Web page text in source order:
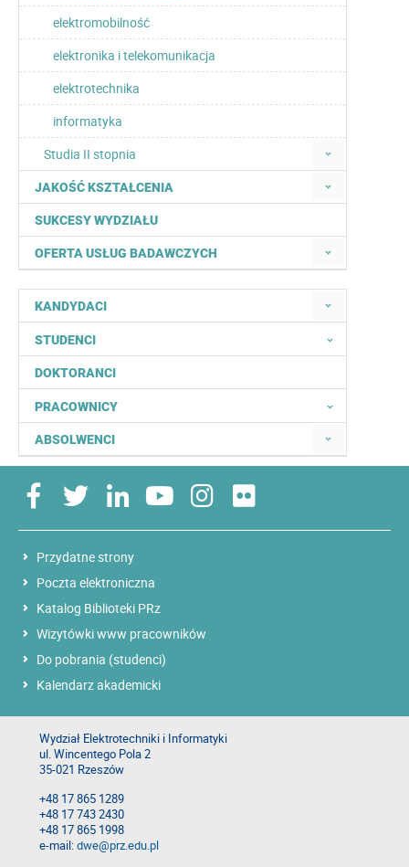
elektromobilność
elektronika i telekomunikacja
elektrotechnika
informatyka
Studia II stopnia
JAKOŚĆ KSZTAŁCENIA
SUKCESY WYDZIAŁU
OFERTA USŁUG BADAWCZYCH
KANDYDACI
STUDENCI
DOKTORANCI
PRACOWNICY
ABSOLWENCI
Przydatne strony
Poczta elektroniczna
Katalog Biblioteki PRz
Wizytówki www pracowników
Do pobrania (studenci)
Kalendarz akademicki
Wydział Elektrotechniki i Informatyki
ul. Wincentego Pola 2
35-021 Rzeszów
+48 17 865 1289
+48 17 743 2430
+48 17 865 1998
e-mail:dwe@prz.edu.pl